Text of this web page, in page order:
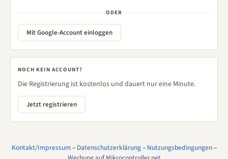
ODER
Mit Google-Account einloggen
NOCH KEIN ACCOUNT?
Die Registrierung ist kostenlos und dauert nur eine Minute.
Jetzt registrieren
Kontakt/Impressum– Datenschutzerklärung– Nutzungsbedingungen–